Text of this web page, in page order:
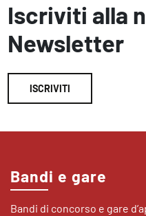
Iscriviti alla
Newsletter
ISCRIVITI
Bandi e gare
Bandi di concorso e gare